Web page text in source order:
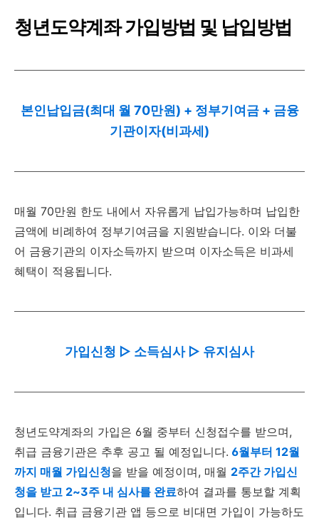
청년도약계좌 가입방법 및 납입방법
본인납입금(최대 월 70만원) + 정부기여금 + 금융
기관이자(비과세)
매월 70만원 한도 내에서 자유롭게 납입가능하며 납입한
금액에 비례하여 정부기여금을 지원받습니다. 이와 더불
어 금융기관의 이자소득까지 받으며 이자소득은 비과세
혜택이 적용됩니다.
가입신청 ▷ 소득심사 ▷ 유지심사
청년도약계좌의 가입은 6월 중부터 신청접수를 받으며,
취급 금융기관은 추후 공고 될 예정입니다. 6월부터 12월
까지 매월 가입신청을 받을 예정이며, 매월 2주간 가입신
청을 받고 2~3주 내 심사를 완료하여 결과를 통보할 계획
입니다. 취급 금융기관 앱 등으로 비대면 가입이 가능하도